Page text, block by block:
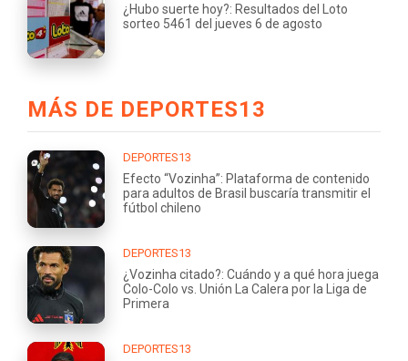
¿Hubo suerte hoy?: Resultados del Loto
sorteo 5461 del jueves 6 de agosto
MÁS DE DEPORTES13
DEPORTES13
Efecto “Vozinha”: Plataforma de contenido
para adultos de Brasil buscaría transmitir el
fútbol chileno
DEPORTES13
¿Vozinha citado?: Cuándo y a qué hora juega
Colo-Colo vs. Unión La Calera por la Liga de
Primera
DEPORTES13